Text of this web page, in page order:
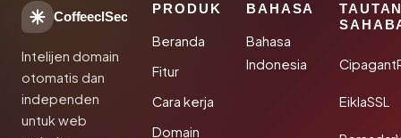
CoffeeclSec
Intelijen domain
otomatis dan
independen
untuk web
PRODUK
Beranda
Fitur
Cara kerja
Domain
BAHASA
Bahasa
Indonesia
EiklaSSL